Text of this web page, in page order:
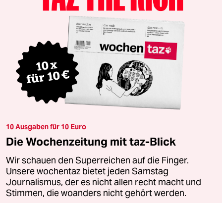
10 Ausgaben für 10 Euro
Die Wochenzeitung mit taz-Blick
Wir schauen den Superreichen auf die Finger.
Unsere wochentaz bietet jeden Samstag
Journalismus, der es nicht allen recht macht und
Stimmen, die woanders nicht gehört werden.